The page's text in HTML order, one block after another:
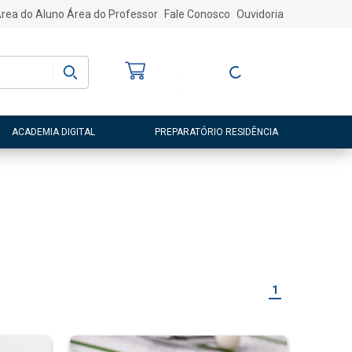
do Aluno Área do Professor Fale Conosco Ouvidoria
Entre ou Cadastre-
ACADEMIA DIGITAL PREPARATÓRIO RESIDÊNCIA
1